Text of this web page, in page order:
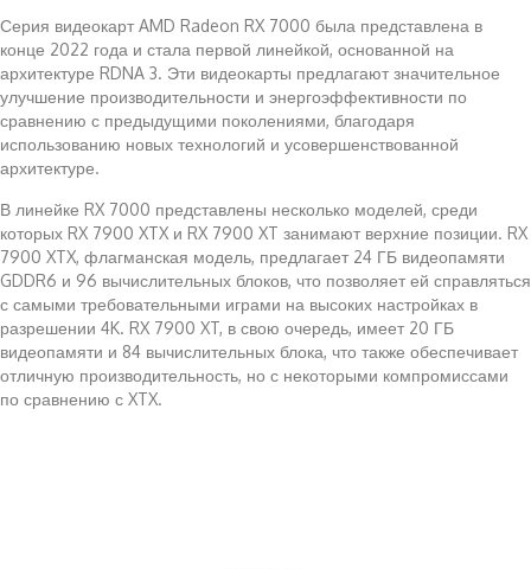
Серия видеокарт AMD Radeon RX 7000 была представлена в
конце 2022 года и стала первой линейкой, основанной на
архитектуре RDNA 3. Эти видеокарты предлагают значительное
улучшение производительности и энергоэффективности по
сравнению с предыдущими поколениями, благодаря
использованию новых технологий и усовершенствованной
архитектуре.
В линейке RX 7000 представлены несколько моделей, среди
которых RX 7900 XTX и RX 7900 XT занимают верхние позиции. RX
7900 XTX, флагманская модель, предлагает 24 ГБ видеопамяти
GDDR6 и 96 вычислительных блоков, что позволяет ей справляться
с самыми требовательными играми на высоких настройках в
разрешении 4K. RX 7900 XT, в свою очередь, имеет 20 ГБ
видеопамяти и 84 вычислительных блока, что также обеспечивает
отличную производительность, но с некоторыми компромиссами
по сравнению с XTX.